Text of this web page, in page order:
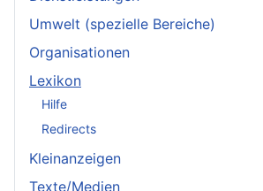
Umwelt (spezielle Bereiche)
Organisationen
Lexikon
Hilfe
Redirects
Kleinanzeigen
Texte/Medien